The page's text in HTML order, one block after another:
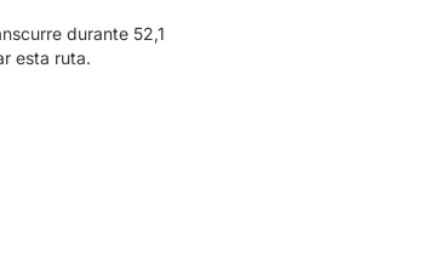
durante 52,1
esta ruta.